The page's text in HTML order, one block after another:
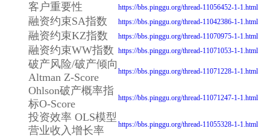
客户重要性 https://bbs.pinggu.org/thread-11056452-1-1.html
融资约束SA指数 https://bbs.pinggu.org/thread-11042386-1-1.html
融资约束KZ指数 https://bbs.pinggu.org/thread-11070975-1-1.html
融资约束WW指数 https://bbs.pinggu.org/thread-11071053-1-1.html
破产风险/破产倾向
Altman Z-Score
https://bbs.pinggu.org/thread-11071228-1-1.html
Ohlson破产概率指
标O-Score
https://bbs.pinggu.org/thread-11071247-1-1.html
投资效率 OLS模型
营业收入增长率
https://bbs.pinggu.org/thread-11055328-1-1.html